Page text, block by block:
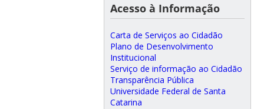
Acesso à Informação
Carta de Serviços ao Cidadão
Plano de Desenvolvimento
Institucional
Serviço de informação ao Cidadão
Transparência Pública
Universidade Federal de Santa
Catarina